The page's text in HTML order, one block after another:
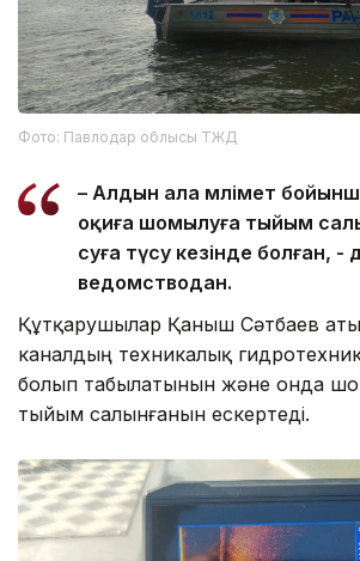
Фото: Павлодар облысы ТЖД
– Алдын ала мәлімет
оқиға шомылуға тыйым
суға түсу кезінде болған,
ведомстводан.
Құтқарушылар Қаныш Сәтбаев
каналдың техникалық
болып табылатынын және онда
тыйым салынғанын ескертеді.